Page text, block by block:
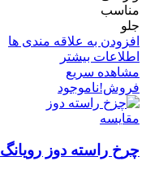
مناسب
جلو
افزودن به علاقه مندی ها
اطلاعات بیشتر
مشاهده سریع
فروش!ناموجود
مقایسه
چرخ راسته دوز رویانگ